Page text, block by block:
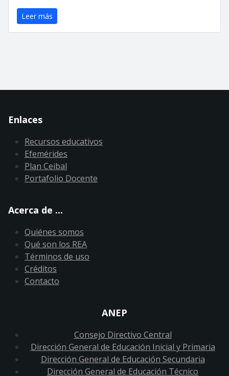
Leer más
Enlaces
Recursos educativos
Efemérides
Plan Ceibal
Portafolio Docente
Acerca de ...
Quiénes somos
Qué son los REA
Términos de uso
Créditos
Contacto
ANEP
Consejo Directivo Central
Dirección General de Educación Inicial y Primaria
Dirección General de Educación Secundaria
Dirección General de Educación Técnico